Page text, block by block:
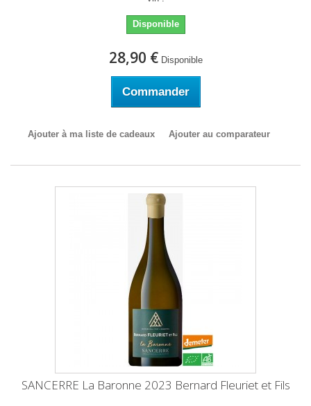
Disponible
28,90 € Disponible
Commander
Ajouter à ma liste de cadeaux Ajouter au comparateur
SANCERRE La Baronne 2023 Bernard Fleuriet et Fils